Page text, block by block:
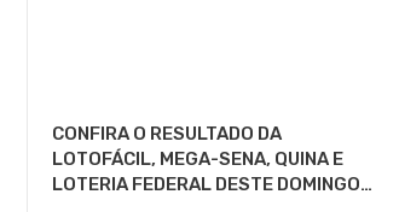
CONFIRA O RESULTADO DA
LOTOFÁCIL, MEGA-SENA, QUINA E
LOTERIA FEDERAL DESTE DOMINGO…